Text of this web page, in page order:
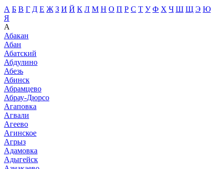
А Б В Г Д Е Ж З И Й К Л М Н О П Р С Т У Ф Х Ч Ш Щ Э Ю
Я
А
Абакан
Абан
Абатский
Абдулино
Абезь
Абинск
Абрамцево
Абрау-Дюрсо
Агаповка
Агвали
Агеево
Агинское
Агрыз
Адамовка
Адыгейск